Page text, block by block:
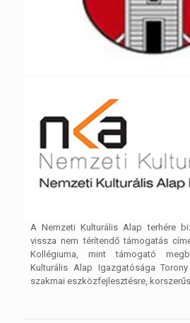
A Nemzeti Kulturális Alap terhére
vissza nem térítendő támogatás
Kollégiuma, mint támogató
Kulturális Alap Igazgatósága
szakmai eszközfejlesztésre,